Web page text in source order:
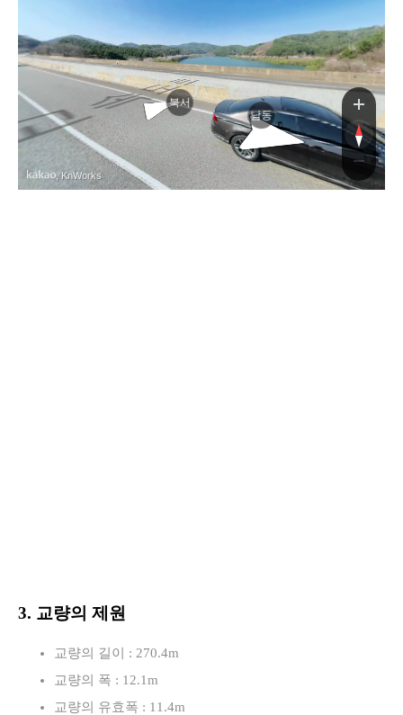
통영대전고
통영대전고
북서
남동
, KnWorks
3. 교량의 제원
교량의 길이 : 270.4m
교량의 폭 : 12.1m
교량의 유효폭 : 11.4m